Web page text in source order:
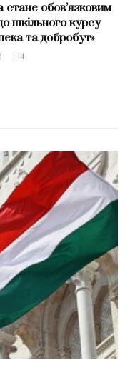
обов’язковим
шкільного курсу
та добробут»
14